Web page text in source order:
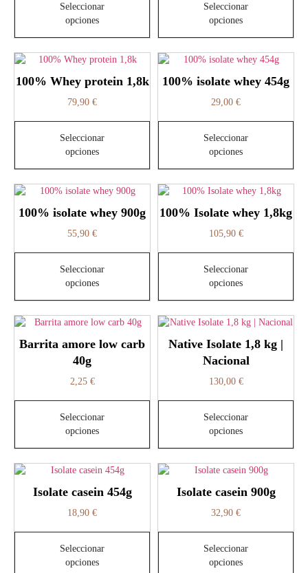
Seleccionar
opciones
Seleccionar
opciones
100% Whey protein 1,8k
79,90 €
Seleccionar
opciones
100% isolate whey 454g
29,00 €
Seleccionar
opciones
100% isolate whey 900g
55,90 €
Seleccionar
opciones
100% Isolate whey 1,8kg
105,90 €
Seleccionar
opciones
Barrita amore low carb
40g
2,25 €
Seleccionar
opciones
Native Isolate 1,8 kg |
Nacional
130,00 €
Seleccionar
opciones
Isolate casein 454g
18,90 €
Seleccionar
opciones
Isolate casein 900g
32,90 €
Seleccionar
opciones